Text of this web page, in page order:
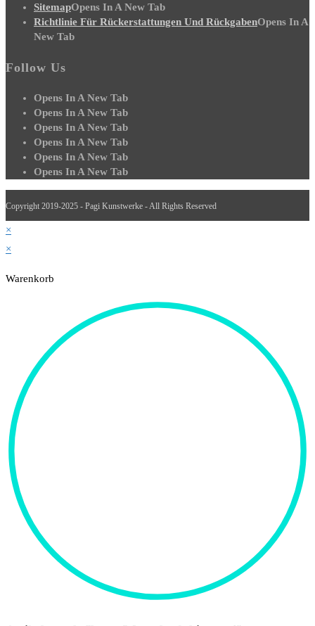
SitemapOpens In A New Tab
Richtlinie Für Rückerstattungen Und RückgabenOpens In A
New Tab
Follow Us
Opens In A New Tab
Opens In A New Tab
Opens In A New Tab
Opens In A New Tab
Opens In A New Tab
Opens In A New Tab
Copyright 2019-2025 - Pagi Kunstwerke - All Rights Reserved
×
×
Warenkorb